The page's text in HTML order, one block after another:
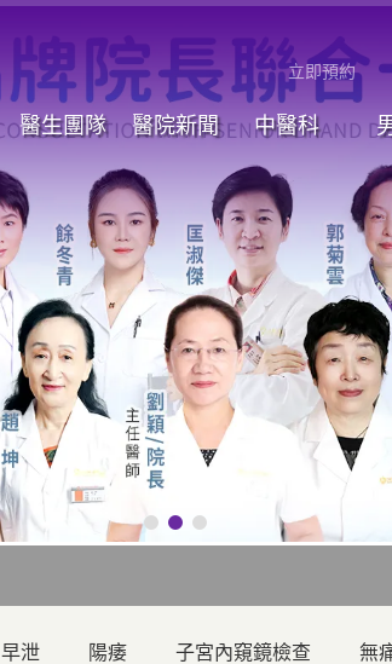
立即預約
醫生團隊 醫院新聞 中醫科
早泄 陽痿 子宮內窺鏡檢查 無